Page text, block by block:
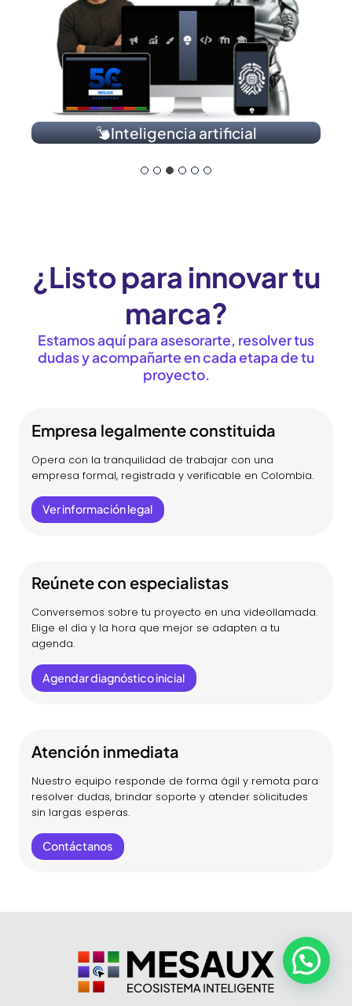
artificial
¿Listo para innovar tu
marca?
Estamos aquí para asesorarte, resolver tus
dudas y acompañarte en cada etapa de tu
proyecto.
Empresa legalmente constituida
Opera con la tranquilidad de trabajar con una
empresa formal, registrada y verificable en Colombia.
Ver información legal
Reúnete con especialistas
Conversemos sobre tu proyecto en una videollamada.
Elige el día y la hora que mejor se adapten a tu
agenda.
Agendar diagnóstico inicial
Atención inmediata
Nuestro equipo responde de forma ágil y remota para
resolver dudas, brindar soporte y atender solicitudes
sin largas esperas.
Contáctanos